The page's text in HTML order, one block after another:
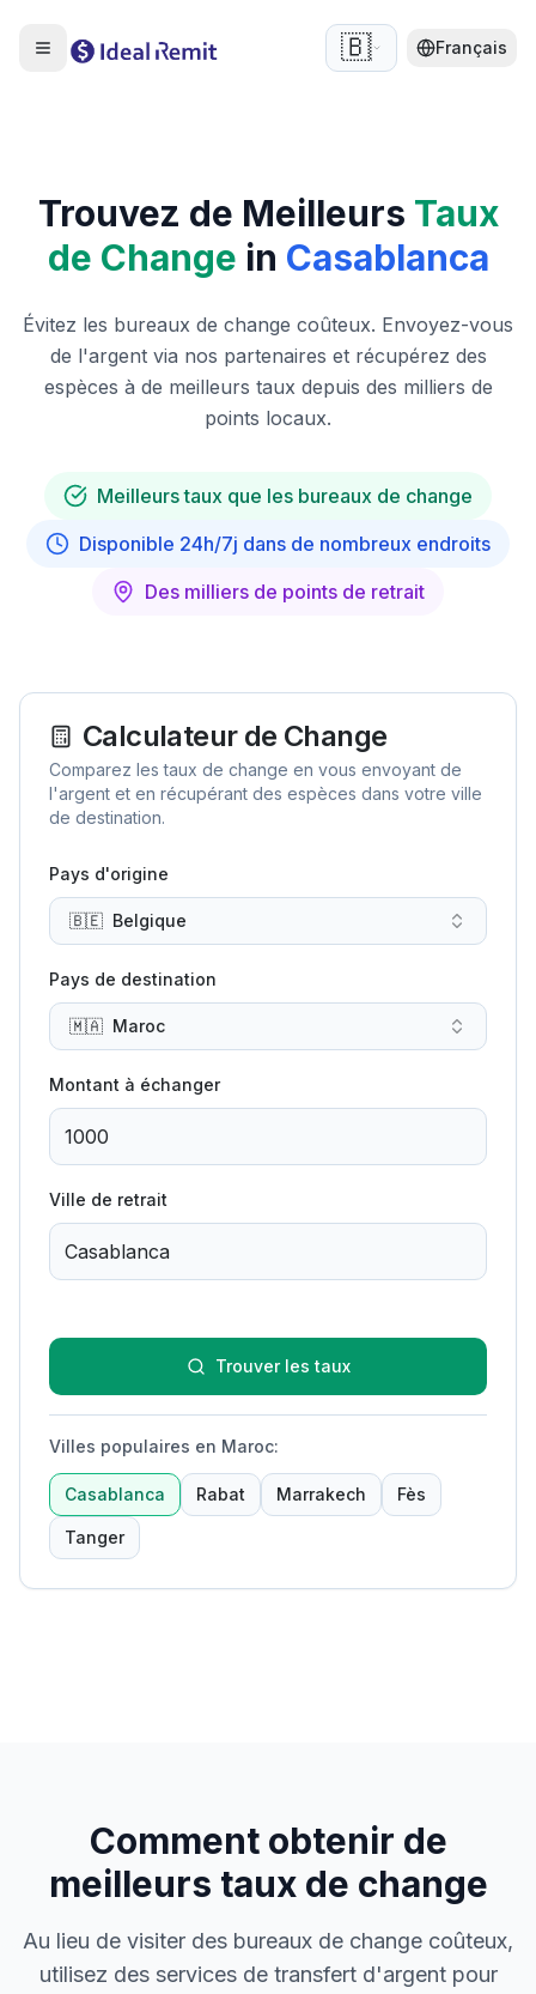
🇧🇪 Français
Trouvez de Meilleurs Taux
de Change in Casablanca
Évitez les bureaux de change coûteux. Envoyez-vous
de l'argent via nos partenaires et récupérez des
espèces à de meilleurs taux depuis des milliers de
points locaux.
Meilleurs taux que les bureaux de change
Disponible 24h/7j dans de nombreux endroits
Des milliers de points de retrait
Calculateur de Change
Comparez les taux de change en vous envoyant de
l'argent et en récupérant des espèces dans votre ville
de destination.
Pays d'origine
🇧🇪 Belgique
Pays de destination
🇲🇦 Maroc
Montant à échanger
Ville de retrait
Trouver les taux
Villes populaires en Maroc:
Casablanca Rabat Marrakech Fès
Tanger
Comment obtenir de
meilleurs taux de change
Au lieu de visiter des bureaux de change coûteux,
utilisez des services de transfert d'argent pour